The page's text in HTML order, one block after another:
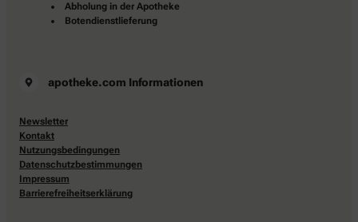
Abholung in der Apotheke
Botendienstlieferung
apotheke.com Informationen
Newsletter
Kontakt
Nutzungsbedingungen
Datenschutzbestimmungen
Impressum
Barrierefreiheitserklärung